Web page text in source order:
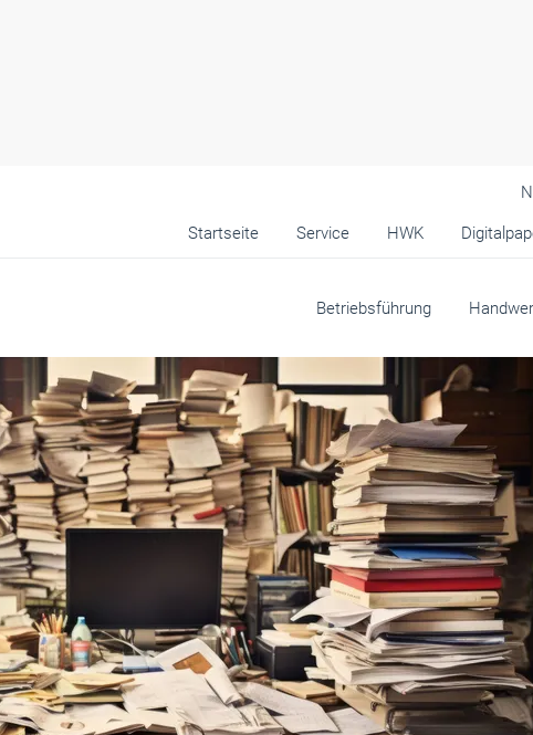
Startseite Service HWK
Betriebsführung